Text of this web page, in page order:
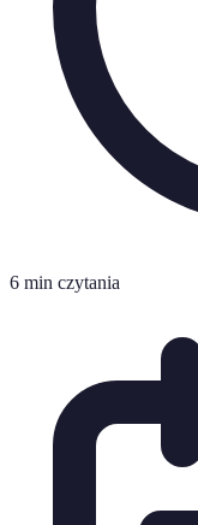
6 min czytania